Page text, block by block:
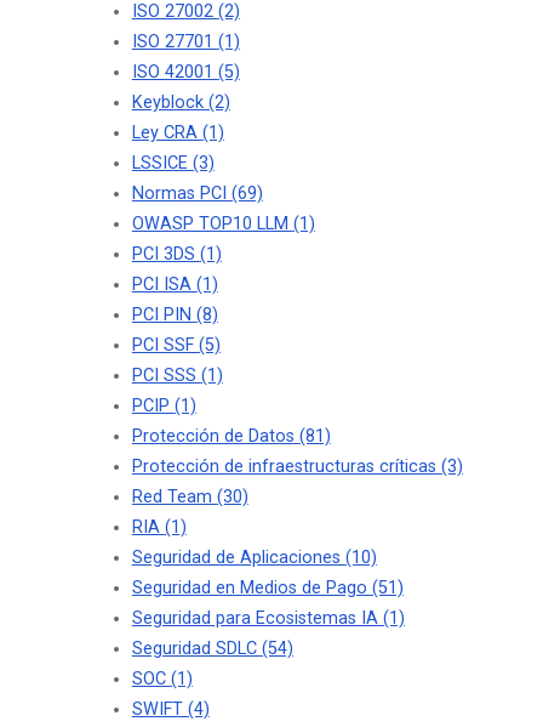
ISO 27002 (2)
ISO 27701 (1)
ISO 42001 (5)
Keyblock (2)
Ley CRA (1)
LSSICE (3)
Normas PCI (69)
OWASP TOP10 LLM (1)
PCI 3DS (1)
PCI ISA (1)
PCI PIN (8)
PCI SSF (5)
PCI SSS (1)
PCIP (1)
Protección de Datos (81)
Protección de infraestructuras críticas (3)
Red Team (30)
RIA (1)
Seguridad de Aplicaciones (10)
Seguridad en Medios de Pago (51)
Seguridad para Ecosistemas IA (1)
Seguridad SDLC (54)
SOC (1)
SWIFT (4)